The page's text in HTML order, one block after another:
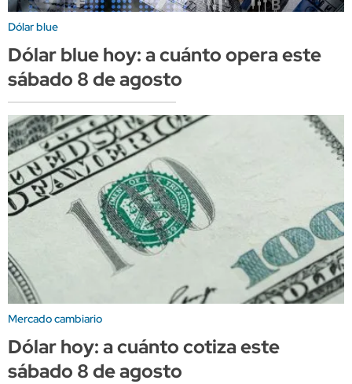
Dólar blue
Dólar blue hoy: a cuánto opera este
sábado 8 de agosto
Mercado cambiario
Dólar hoy: a cuánto cotiza este
sábado 8 de agosto